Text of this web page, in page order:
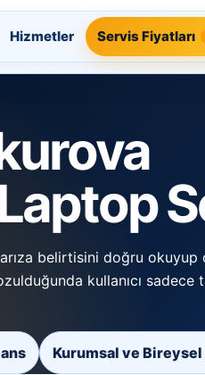
Hizmetler Servis Fiyatları
belirtisini doğru okuyup
kullanıcı
Kurumsal ve